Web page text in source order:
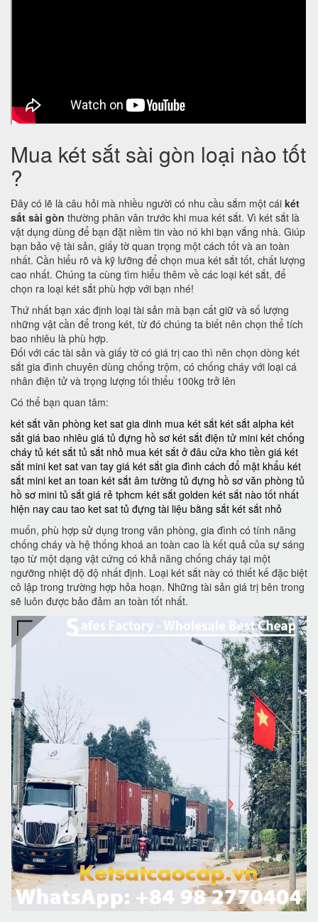
Mua két sắt sài gòn loại nào tốt
?
Đây có lẽ là câu hỏi mà nhiều người có nhu cầu sắm một cái két
sắt sài gòn thường phân vân trước khi mua két sắt. Vì két sắt là
vật dụng dùng để bạn đặt niềm tin vào nó khi bạn vắng nhà. Giúp
bạn bảo vệ tài sản, giấy tờ quan trọng một cách tốt và an toàn
nhất. Cần hiểu rõ và kỹ lưỡng để chọn mua két sắt tốt, chất lượng
cao nhất. Chúng ta cùng tìm hiểu thêm về các loại két sắt, để
chọn ra loại két sắt phù hợp với bạn nhé!
Thứ nhất bạn xác định loại tài sản mà bạn cất giữ và số lượng
những vật cần để trong két, từ đó chúng ta biết nên chọn thể tích
bao nhiêu là phù hợp.
Đối với các tài sản và giấy tờ có giá trị cao thì nên chọn dòng két
sắt gia đình chuyên dùng chống trộm, có chống cháy với loại cá
nhân điện tử và trọng lượng tối thiểu 100kg trở lên
Có thể bạn quan tâm:
két sắt văn phòng ket sat gia dinh mua két sắt két sắt alpha két
sắt giá bao nhiêu giá tủ đựng hồ sơ két sắt điện tử mini két chống
cháy tủ két sắt tủ sắt nhỏ mua két sắt ở đâu cửa kho tiền giá két
sắt mini ket sat van tay giá két sắt gia đình cách đổ mật khẩu két
sắt mini ket an toan két sắt âm tường tủ đựng hồ sơ văn phòng tủ
hồ sơ mini tủ sắt giá rẻ tphcm két sắt golden két sắt nào tốt nhất
hiện nay cau tao ket sat tủ đựng tài liệu bằng sắt két sắt nhỏ
muốn, phù hợp sử dụng trong văn phòng, gia đình có tính năng
chống cháy và hệ thống khoá an toàn cao là kết quả của sự sáng
tạo từ một dạng vật cứng có khả năng chống cháy tại một
ngưỡng nhiệt độ độ nhất định. Loại két sắt này có thiết kế đặc biệt
cô lập trong trường hợp hỏa hoạn. Những tài sản giá trị bên trong
sẽ luôn được bảo đảm an toàn tốt nhất.